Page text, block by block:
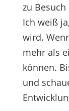
zu Besuch
Ich weiß
wird.
mehr als
können.
und